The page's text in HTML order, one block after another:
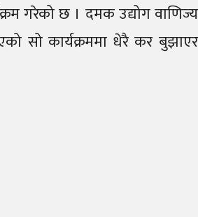
गरेको छ । दमक उद्योग वाणिज्य
सो कार्यक्रममा धेरै कर बुझाएर